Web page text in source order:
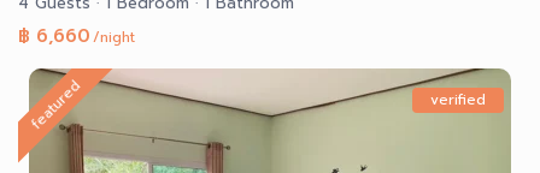
฿ 6,660/night
featured verified